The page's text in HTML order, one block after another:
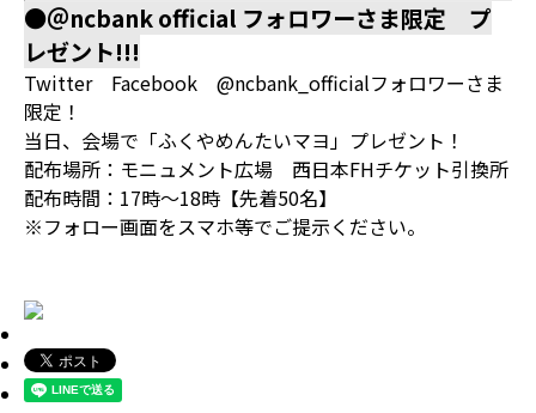
●＠ncbank official フォロワーさま限定 プ
レゼント!!!
Twitter Facebook @ncbank_officialフォロワーさま
限定！
当日、会場で「ふくやめんたいマヨ」プレゼント！
配布場所：モニュメント広場 西日本FHチケット引換所
配布時間：17時～18時【先着50名】
※フォロー画面をスマホ等でご提示ください。